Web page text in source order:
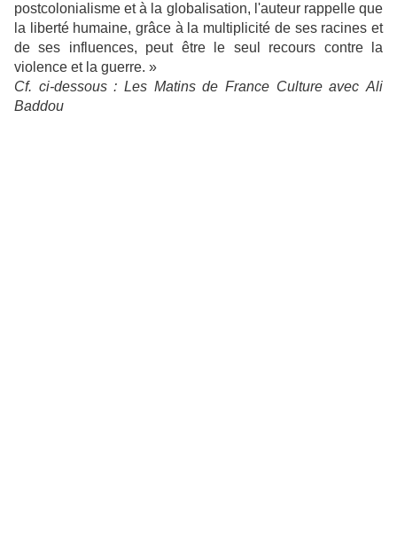
postcolonialisme et à la globalisation, l'auteur rappelle que
la liberté humaine, grâce à la multiplicité de ses racines et
de ses influences, peut être le seul recours contre la
violence et la guerre. »
Cf. ci-dessous : Les Matins de France Culture avec Ali
Baddou